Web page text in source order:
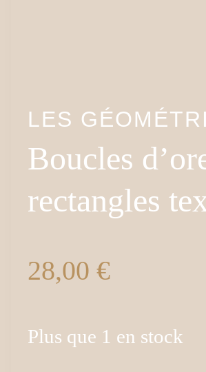
LES
Boucles
rectangles
28,00 €
Plus que 1 en stock